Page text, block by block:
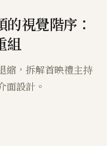
視覺階序：
組
縮，拆解首映禮主持
面設計。